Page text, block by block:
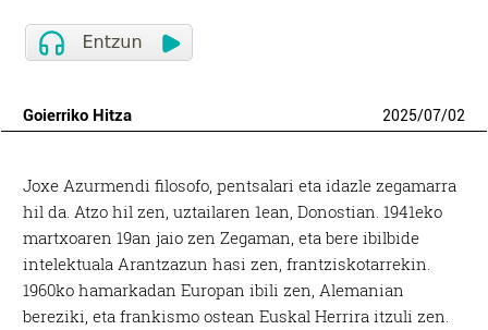
Goierriko Hitza 2025/07/02
Joxe Azurmendi filosofo, pentsalari eta idazle zegamarra
hil da. Atzo hil zen, uztailaren 1ean, Donostian. 1941eko
martxoaren 19an jaio zen Zegaman, eta bere ibilbide
intelektuala Arantzazun hasi zen, frantziskotarrekin.
1960ko hamarkadan Europan ibili zen, Alemanian
bereziki, eta frankismo ostean Euskal Herrira itzuli zen.